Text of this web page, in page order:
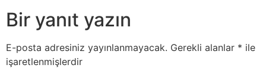
Bir yanıt yazın
E-posta adresiniz yayınlanmayacak. Gerekli alanlar * ile
işaretlenmişlerdir